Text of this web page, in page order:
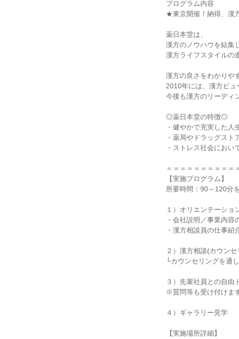
プログラム内容
★東京開催！納得、漢
薬日本堂は、
漢方のノウハウを結集
漢方ライフスタイルの
漢方の良さをわかりや
2010年には、漢方ビュ
今後も漢方のリーディ
◎薬日本堂の特徴◎
・健やかで充実した人
・薬局やドラッグスト
・ストレス社会におい
＝＝＝＝＝＝＝＝＝＝
【実施プログラム】
所要時間：90～120分
１）オリエンテーショ
・会社説明／事業内容
・漢方相談員の仕事紹
２）漢方相談(カウン
└カウンセリングを通
３）先輩社員との自由
※質問等も受け付けま
４）ギャラリー見学
【実施場所詳細】